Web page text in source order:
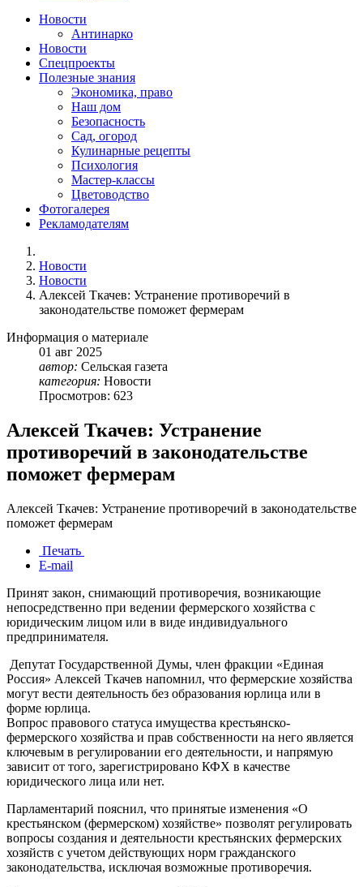
Новости
Антинарко
Новости
Спецпроекты
Полезные знания
Экономика, право
Наш дом
Безопасность
Сад, огород
Кулинарные рецепты
Психология
Мастер-классы
Цветоводство
Фотогалерея
Рекламодателям
Новости
Новости
Алексей Ткачев: Устранение противоречий в
законодательстве поможет фермерам
Информация о материале
01 авг 2025
автор: Сельская газета
категория: Новости
Просмотров: 623
Алексей Ткачев: Устранение
противоречий в законодательстве
поможет фермерам
Алексей Ткачев: Устранение противоречий в законодательстве
поможет фермерам
Печать
E-mail
Принят закон, снимающий противоречия, возникающие
непосредственно при ведении фермерского хозяйства с
юридическим лицом или в виде индивидуального
предпринимателя.
Депутат Государственной Думы, член фракции «Единая
Россия» Алексей Ткачев напомнил, что фермерские хозяйства
могут вести деятельность без образования юрлица или в
форме юрлица.
Вопрос правового статуса имущества крестьянско-
фермерского хозяйства и прав собственности на него является
ключевым в регулировании его деятельности, и напрямую
зависит от того, зарегистрировано КФХ в качестве
юридического лица или нет.
Парламентарий пояснил, что принятые изменения «О
крестьянском (фермерском) хозяйстве» позволят регулировать
вопросы создания и деятельности крестьянских фермерских
хозяйств с учетом действующих норм гражданского
законодательства, исключая возможные противоречия.